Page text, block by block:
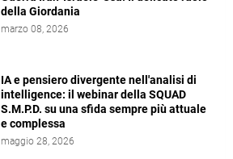
della Giordania
marzo 08, 2026
IA e pensiero divergente nell'analisi di
intelligence: il webinar della SQUAD
S.M.P.D. su una sfida sempre più attuale
e complessa
maggio 28, 2026